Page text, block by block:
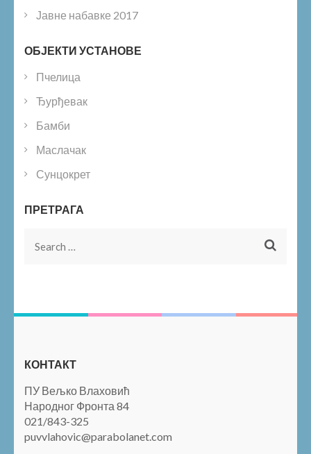
Јавне набавке 2017
ОБЈЕКТИ УСТАНОВЕ
Пчелица
Ђурђевак
Бамби
Маслачак
Сунцокрет
ПРЕТРАГА
Search
КОНТАКТ
ПУ Вељко Влаховић
Народног Фронта 84
021/843-325
puvvlahovic@parabolanet.com